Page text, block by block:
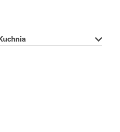
Wydanie papieroweWydanie cyfrowe